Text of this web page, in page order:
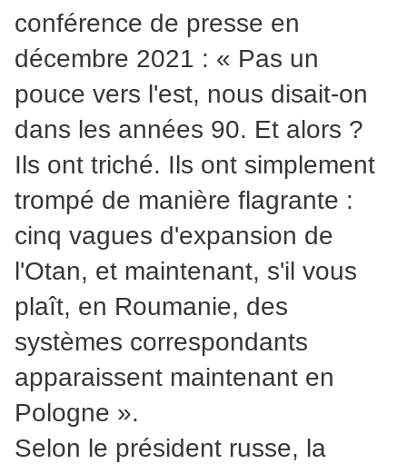
conférence de presse en
décembre 2021 : « Pas un
pouce vers l'est, nous disait-on
dans les années 90. Et alors ?
Ils ont triché. Ils ont simplement
trompé de manière flagrante :
cinq vagues d'expansion de
l'Otan, et maintenant, s'il vous
plaît, en Roumanie, des
systèmes correspondants
apparaissent maintenant en
Pologne ».
Selon le président russe, la